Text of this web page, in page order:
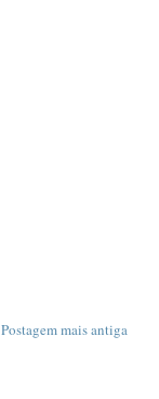
Postagem mais antiga